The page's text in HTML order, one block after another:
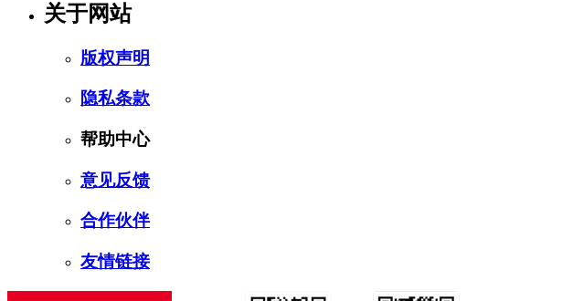
关于网站
版权声明
隐私条款
帮助中心
意见反馈
合作伙伴
友情链接